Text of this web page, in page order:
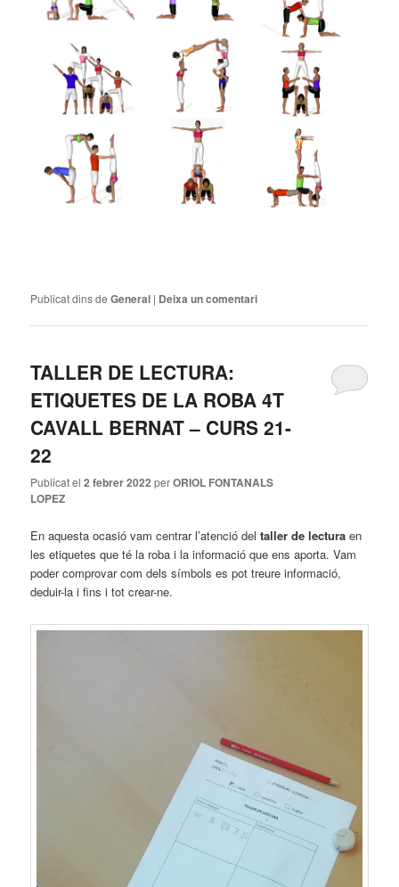
Publicat dins de General | Deixa un comentari
TALLER DE LECTURA:
ETIQUETES DE LA ROBA 4T
CAVALL BERNAT – CURS 21-
22
Publicat el2 febrer 2022 perORIOL FONTANALS
LOPEZ
En aquesta ocasió vam centrar l’atenció deltaller de lectura en
les etiquetes que té la roba i la informació que ens aporta. Vam
poder comprovar com dels símbols es pot treure informació,
deduir-la i fins i tot crear-ne.